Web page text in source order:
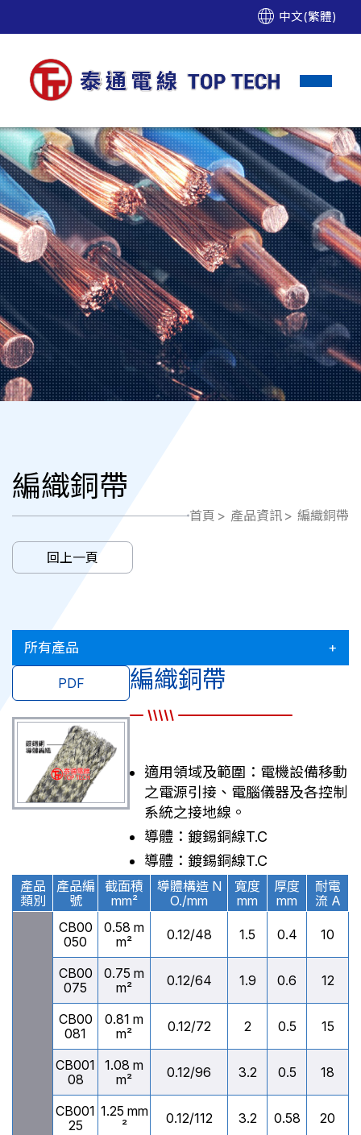
中文(繁體)
編織銅帶
首頁 產品資訊 編織銅帶
回上一頁
所有產品
編織銅帶
適用領域及範圍：電機設備移動
之電源引接、電腦儀器及各控制
系統之接地線。
導體：鍍錫銅線T.C
導體：鍍錫銅線T.C
PDF
產品
類別
產品編
號
截面積
mm²
導體構造 N
O./mm
寬度
mm
厚度
mm
耐電
流 A
CB00
050
0.58 m
m²
0.12/48 1.5 0.4 10
CB00
075
0.75 m
m²
0.12/64 1.9 0.6 12
CB00
081
0.81 m
m²
0.12/72 2 0.5 15
CB001
08
1.08 m
m²
0.12/96 3.2 0.5 18
CB001
25
1.25 mm
²
0.12/112 3.2 0.58 20